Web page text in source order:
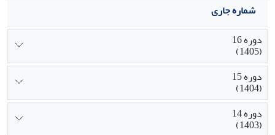
شماره جاری
دوره 16
(1405)
دوره 15
(1404)
دوره 14
(1403)